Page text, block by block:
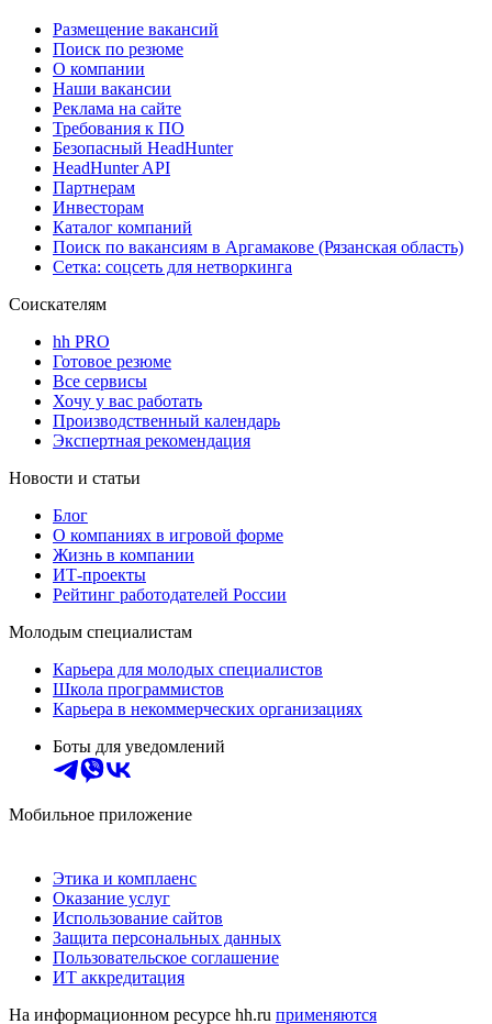
Размещение вакансий
Поиск по резюме
О компании
Наши вакансии
Реклама на сайте
Требования к ПО
Безопасный HeadHunter
HeadHunter API
Партнерам
Инвесторам
Каталог компаний
Поиск по вакансиям в Аргамакове (Рязанская область)
Сетка: соцсеть для нетворкинга
Соискателям
hh PRO
Готовое резюме
Все сервисы
Хочу у вас работать
Производственный календарь
Экспертная рекомендация
Новости и статьи
Блог
О компаниях в игровой форме
Жизнь в компании
ИТ-проекты
Рейтинг работодателей России
Молодым специалистам
Карьера для молодых специалистов
Школа программистов
Карьера в некоммерческих организациях
Боты для уведомлений
Мобильное приложение
Этика и комплаенс
Оказание услуг
Использование сайтов
Защита персональных данных
Пользовательское соглашение
ИТ аккредитация
На информационном ресурсе hh.ru применяются